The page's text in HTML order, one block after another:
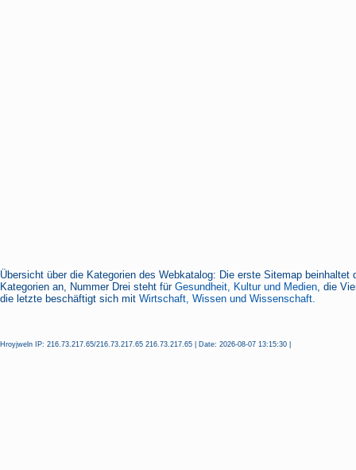
Übersicht über die Kategorien des Webkatalog: Die erste Sitemap beinhaltet
Kategorien an, Nummer Drei steht für Gesundheit, Kultur und Medien, die
die letzte beschäftigt sich mit Wirtschaft, Wissen und Wissenschaft.
Hroyjweln IP: 216.73.217.65/216.73.217.65 216.73.217.65 | Date: 2026-08-07 13:15:30 |